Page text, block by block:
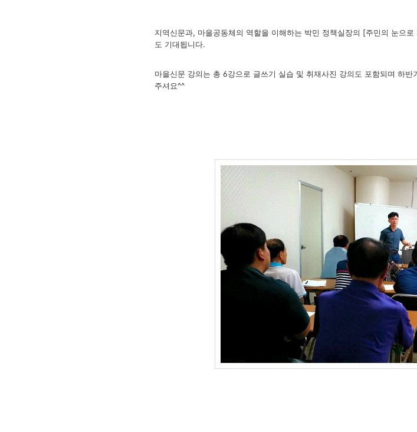
지역신문과, 마을공동체의 역할을 이해하는 박민 정책실장의 [주민의 눈으
도 기대됩니다.
마을신문 강의는 총 6강으로 글쓰기 실습 및 취재사진 강의도 포함되며 하
주셔요^^